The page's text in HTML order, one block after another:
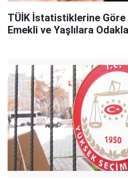
TÜİK İstatistiklerine Göre
Emekli ve Yaşlılara